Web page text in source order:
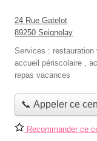
24 Rue Gatelot
89250 Seignelay
Services : restauration
accueil périscolaire ,
repas vacances
📞 Appeler ce
Recommander ce